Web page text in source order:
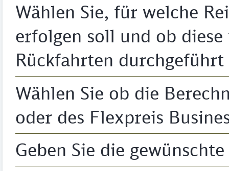
Wählen Sie, für welche
erfolgen soll und ob
Rückfahrten
Wählen Sie ob die
oder des Flexpreis
Geben Sie die